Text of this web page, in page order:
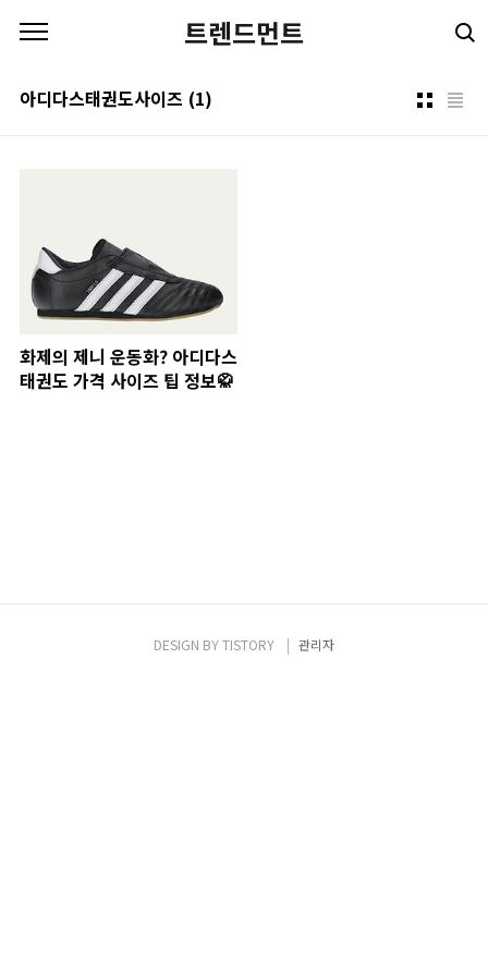
트렌드먼트
아디다스태권도사이즈 (1)
화제의 제니 운동화? 아디다스
태권도 가격 사이즈 팁 정보🥋
DESIGN BYTISTORY 관리자